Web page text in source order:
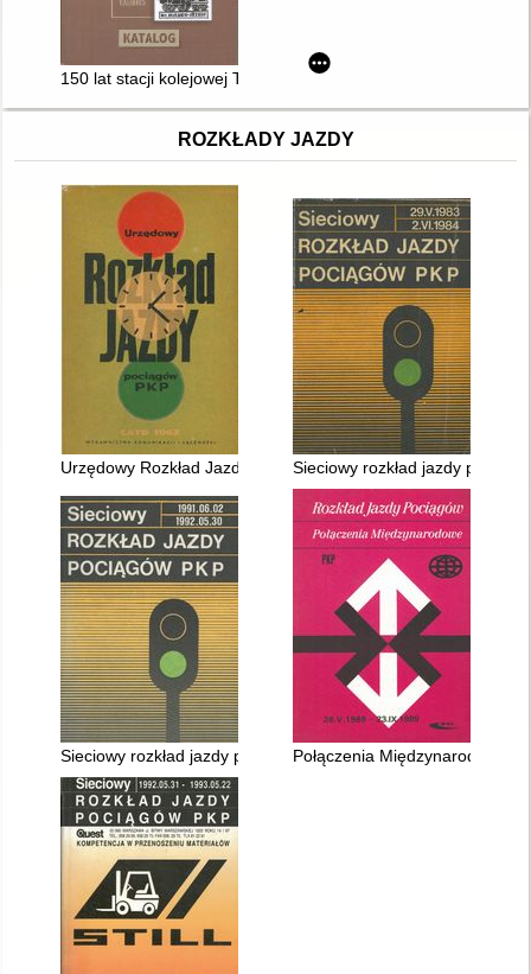
150 lat stacji kolejowej Tarnowskie Góry : okolicznościowa
ROZKŁADY JAZDY
Urzędowy Rozkład Jazdy ważny 27.V. - 29.IX.1962 r
Sieciowy rozkład jazdy
Sieciowy rozkład jazdy pociągów PKP ważny 02.VI.1991 -
Połączenia Międzynarodowe